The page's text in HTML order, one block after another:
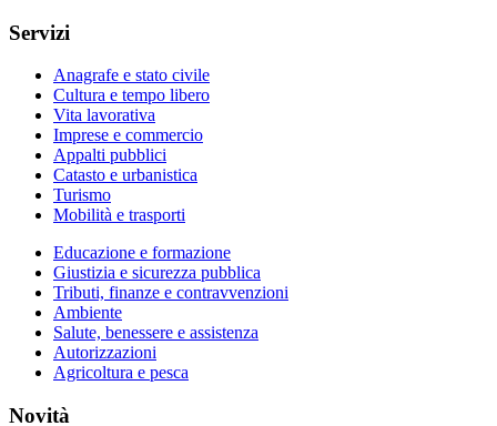
Servizi
Anagrafe e stato civile
Cultura e tempo libero
Vita lavorativa
Imprese e commercio
Appalti pubblici
Catasto e urbanistica
Turismo
Mobilità e trasporti
Educazione e formazione
Giustizia e sicurezza pubblica
Tributi, finanze e contravvenzioni
Ambiente
Salute, benessere e assistenza
Autorizzazioni
Agricoltura e pesca
Novità